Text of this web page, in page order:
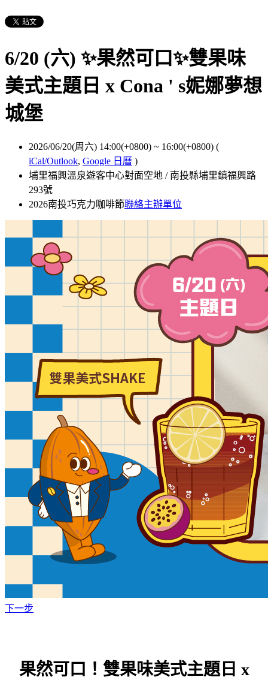
6/20 (六) ✨果然可口✨雙果味
美式主題日 x Cona ' s妮娜夢想
城堡
2026/06/20(周六) 14:00(+0800) ~ 16:00(+0800) (
iCal/Outlook, Google 日曆 )
埔里福興溫泉遊客中心對面空地 / 南投縣埔里鎮福興路
293號
2026南投巧克力咖啡節聯絡主辦單位
下一步
果然可口！雙果味美式主題日 x